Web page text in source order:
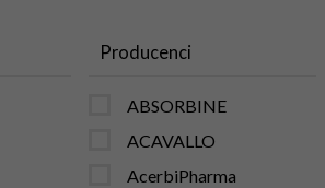
Producenci
ABSORBINE
ACAVALLO
AcerbiPharma